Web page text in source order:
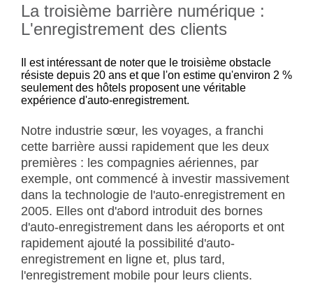
La troisième barrière numérique :
L'enregistrement des clients
Il est intéressant de noter que le troisième obstacle
résiste depuis 20 ans et que l'on estime qu'environ 2 %
seulement des hôtels proposent une véritable
expérience d'auto-enregistrement.
Notre industrie sœur, les voyages, a franchi
cette barrière aussi rapidement que les deux
premières : les compagnies aériennes, par
exemple, ont commencé à investir massivement
dans la technologie de l'auto-enregistrement en
2005. Elles ont d'abord introduit des bornes
d'auto-enregistrement dans les aéroports et ont
rapidement ajouté la possibilité d'auto-
enregistrement en ligne et, plus tard,
l'enregistrement mobile pour leurs clients.